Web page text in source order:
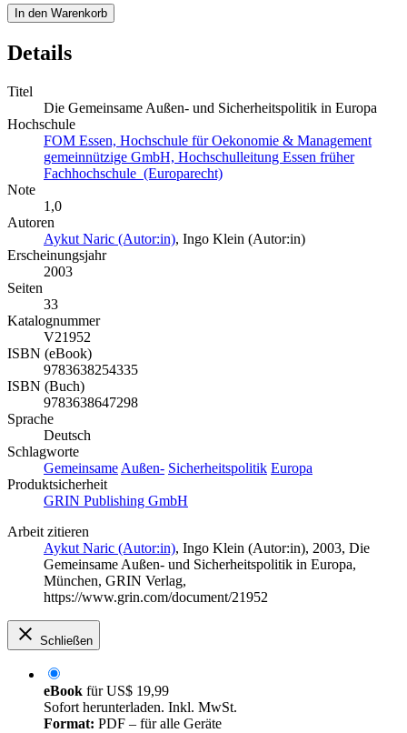
In den Warenkorb
Details
Titel
Die Gemeinsame Außen- und Sicherheitspolitik in Europa
Hochschule
FOM Essen, Hochschule für Oekonomie & Management
gemeinnützige GmbH, Hochschulleitung Essen früher
Fachhochschule (Europarecht)
Note
1,0
Autoren
Aykut Naric (Autor:in), Ingo Klein (Autor:in)
Erscheinungsjahr
2003
Seiten
33
Katalognummer
V21952
ISBN (eBook)
9783638254335
ISBN (Buch)
9783638647298
Sprache
Deutsch
Schlagworte
Gemeinsame Außen- Sicherheitspolitik Europa
Produktsicherheit
GRIN Publishing GmbH
Arbeit zitieren
Aykut Naric (Autor:in), Ingo Klein (Autor:in), 2003, Die
Gemeinsame Außen- und Sicherheitspolitik in Europa,
München, GRIN Verlag,
https://www.grin.com/document/21952
Schließen
eBook fürUS$ 19,99
Sofort herunterladen. Inkl. MwSt.
Format: PDF – für alle Geräte